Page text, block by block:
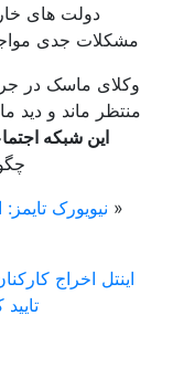
دولت های
مشکلات جدی مواجه
وکلای ماسک در جریان
منتظر ماند و دید ماسک
این شبکه اجتماعی
نیویورک تایمز:
تایید